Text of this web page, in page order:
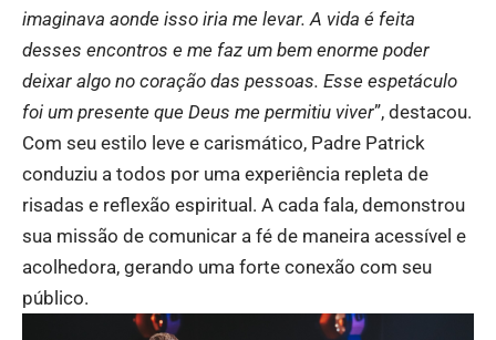
imaginava aonde isso iria me levar. A vida é feita
desses encontros e me faz um bem enorme poder
deixar algo no coração das pessoas. Esse espetáculo
foi um presente que Deus me permitiu viver”, destacou.
Com seu estilo leve e carismático, Padre Patrick
conduziu a todos por uma experiência repleta de
risadas e reflexão espiritual. A cada fala, demonstrou
sua missão de comunicar a fé de maneira acessível e
acolhedora, gerando uma forte conexão com seu
público.